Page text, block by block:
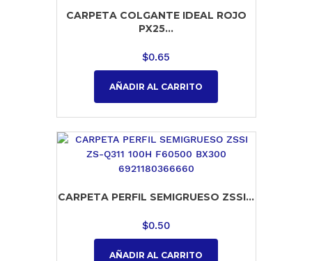
CARPETA COLGANTE IDEAL ROJO
PX25...
$0.65
AÑADIR AL CARRITO
CARPETA PERFIL SEMIGRUESO ZSSI...
$0.50
AÑADIR AL CARRITO